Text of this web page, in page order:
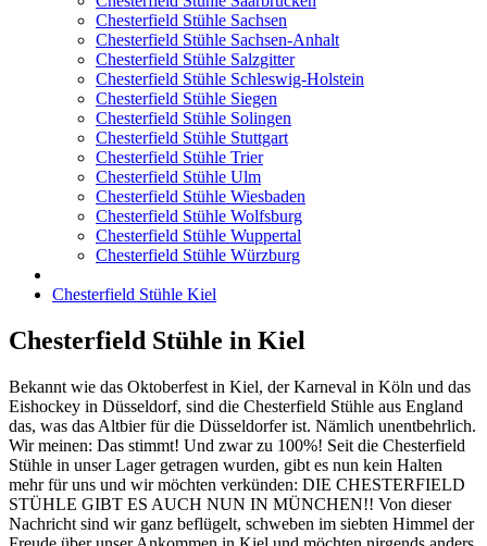
Chesterfield Stühle Sachsen
Chesterfield Stühle Sachsen-Anhalt
Chesterfield Stühle Salzgitter
Chesterfield Stühle Schleswig-Holstein
Chesterfield Stühle Siegen
Chesterfield Stühle Solingen
Chesterfield Stühle Stuttgart
Chesterfield Stühle Trier
Chesterfield Stühle Ulm
Chesterfield Stühle Wiesbaden
Chesterfield Stühle Wolfsburg
Chesterfield Stühle Wuppertal
Chesterfield Stühle Würzburg
Chesterfield Stühle Kiel
Chesterfield Stühle in Kiel
Bekannt wie das Oktoberfest in Kiel, der Karneval in Köln und das
Eishockey in Düsseldorf, sind die Chesterfield Stühle aus England
das, was das Altbier für die Düsseldorfer ist. Nämlich unentbehrlich.
Wir meinen: Das stimmt! Und zwar zu 100%! Seit die Chesterfield
Stühle in unser Lager getragen wurden, gibt es nun kein Halten
mehr für uns und wir möchten verkünden: DIE CHESTERFIELD
STÜHLE GIBT ES AUCH NUN IN MÜNCHEN!! Von dieser
Nachricht sind wir ganz beflügelt, schweben im siebten Himmel der